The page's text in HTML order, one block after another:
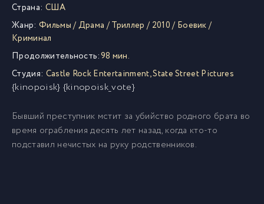
Страна: США
Жанр: Фильмы/Драма /Триллер / 2010/ Боевик/
Криминал
Продолжительность:98 мин.
Студия: Castle Rock Entertainment,State Street Pictures
{kinopoisk} {kinopoisk_vote}
Бывший преступник мстит за убийство родного брата во
время ограбления десять лет назад, когда кто-то
подставил нечистых на руку родственников.